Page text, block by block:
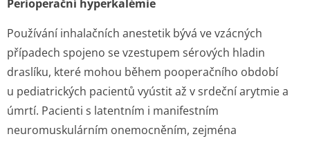
Perioperační hyperkalémie
Používání inhalačních anestetik bývá ve vzácných
případech spojeno se vzestupem sérových hladin
draslíku, které mohou během pooperačního období
u pediatrických pacientů vyústit až v srdeční arytmie a
úmrtí. Pacienti s latentním i manifestním
neuromuskulárním onemocněním, zejména